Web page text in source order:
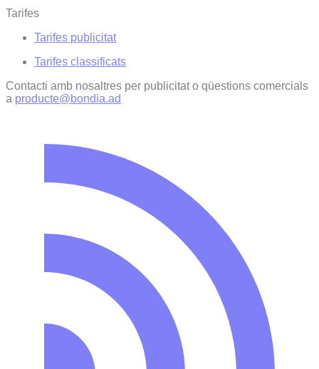
Tarifes
Tarifes publicitat
Tarifes classificats
Contacti amb nosaltres per publicitat o qüestions comercials
a producte@bondia.ad